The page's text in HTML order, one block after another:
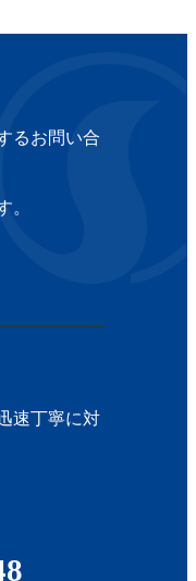
るお問い合
。
速丁寧に対